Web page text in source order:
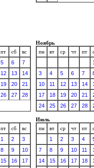
пт сб
вс
5 6
7
12 13
14
19 20
21
26 27
28
Ноябрь
пн
вт ср чт пт
3
4 5 6 7
10
11 12 13 14
17
18 19 20 21
24
25 26 27 28
пт сб
вс
1
2
3
8 9
10
15 16
17
Июль
пн
вт ср чт пт
1
2 3 4
7
8 9 10 11
14
15 16 17 18